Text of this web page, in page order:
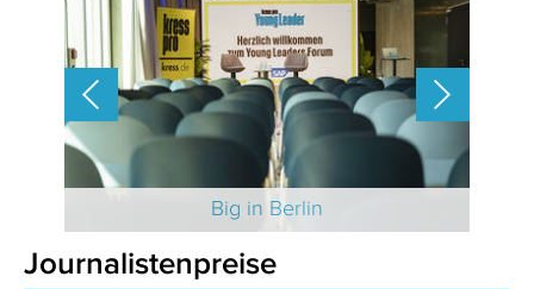
Big in Berlin
Journalistenpreise